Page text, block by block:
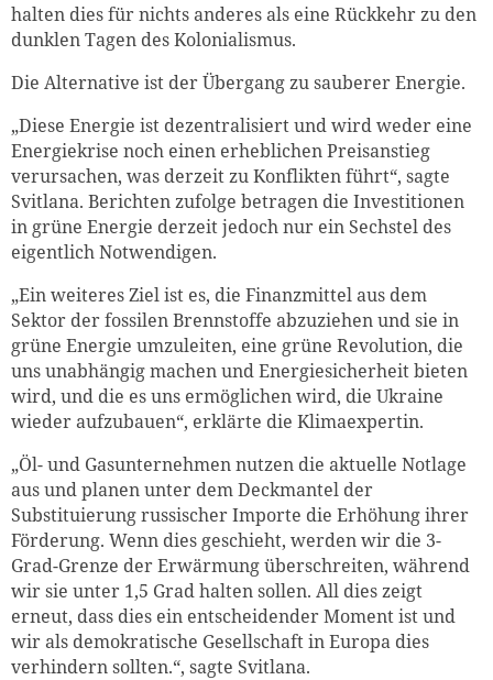
halten dies für nichts anderes als eine Rückkehr zu den
dunklen Tagen des Kolonialismus.
Die Alternative ist der Übergang zu sauberer Energie.
„Diese Energie ist dezentralisiert und wird weder eine
Energiekrise noch einen erheblichen Preisanstieg
verursachen, was derzeit zu Konflikten führt“, sagte
Svitlana. Berichten zufolge betragen die Investitionen
in grüne Energie derzeit jedoch nur ein Sechstel des
eigentlich Notwendigen.
„Ein weiteres Ziel ist es, die Finanzmittel aus dem
Sektor der fossilen Brennstoffe abzuziehen und sie in
grüne Energie umzuleiten, eine grüne Revolution, die
uns unabhängig machen und Energiesicherheit bieten
wird, und die es uns ermöglichen wird, die Ukraine
wieder aufzubauen“, erklärte die Klimaexpertin.
„Öl- und Gasunternehmen nutzen die aktuelle Notlage
aus und planen unter dem Deckmantel der
Substituierung russischer Importe die Erhöhung ihrer
Förderung. Wenn dies geschieht, werden wir die 3-
Grad-Grenze der Erwärmung überschreiten, während
wir sie unter 1,5 Grad halten sollen. All dies zeigt
erneut, dass dies ein entscheidender Moment ist und
wir als demokratische Gesellschaft in Europa dies
verhindern sollten.“, sagte Svitlana.